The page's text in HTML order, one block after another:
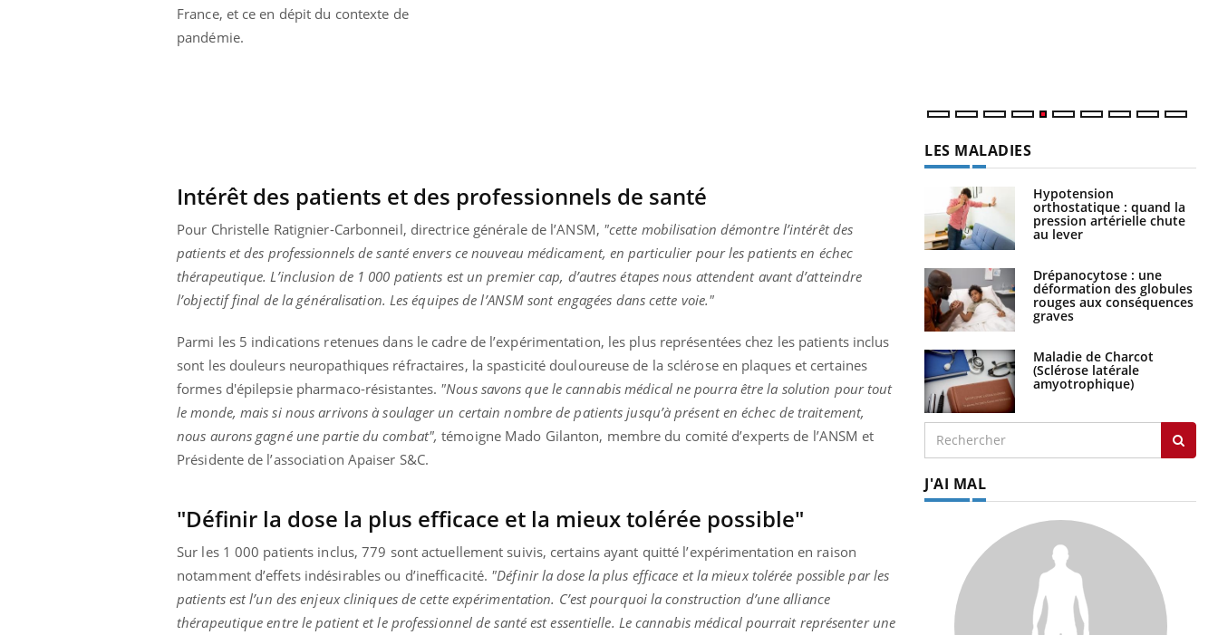
France, et ce en dépit du contexte de
pandémie.
Intérêt des patients et des professionnels de santé
Pour Christelle Ratignier-Carbonneil, directrice générale de l’ANSM, "cette mobilisation démontre l’intérêt des
patients et des professionnels de santé envers ce nouveau médicament, en particulier pour les patients en échec
thérapeutique. L’inclusion de 1 000 patients est un premier cap, d’autres étapes nous attendent avant d’atteindre
l’objectif final de la généralisation. Les équipes de l’ANSM sont engagées dans cette voie."
Parmi les 5 indications retenues dans le cadre de l’expérimentation, les plus représentées chez les patients inclus
sont les douleurs neuropathiques réfractaires, la spasticité douloureuse de la sclérose en plaques et certaines
formes d'épilepsie pharmaco-résistantes. "Nous savons que le cannabis médical ne pourra être la solution pour tout
le monde, mais si nous arrivons à soulager un certain nombre de patients jusqu’à présent en échec de traitement,
nous aurons gagné une partie du combat", témoigne Mado Gilanton, membre du comité d’experts de l’ANSM et
Présidente de l’association Apaiser S&C.
"Définir la dose la plus efficace et la mieux tolérée possible"
Sur les 1 000 patients inclus, 779 sont actuellement suivis, certains ayant quitté l’expérimentation en raison
notamment d’effets indésirables ou d’inefficacité. "Définir la dose la plus efficace et la mieux tolérée possible par les
patients est l’un des enjeux cliniques de cette expérimentation. C’est pourquoi la construction d’une alliance
thérapeutique entre le patient et le professionnel de santé est essentielle. Le cannabis médical pourrait représenter une
LES MALADIES
Hypotension
orthostatique : quand la
pression artérielle chute
au lever
Drépanocytose : une
déformation des globules
rouges aux conséquences
graves
Maladie de Charcot
(Sclérose latérale
amyotrophique)
J'AI MAL